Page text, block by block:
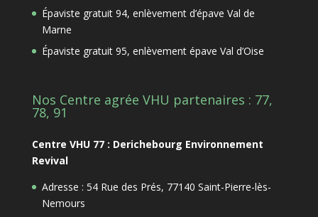
Épaviste gratuit 94, enlèvement d’épave Val de
Marne
Épaviste gratuit 95, enlèvement épave Val d’Oise
Nos Centre agrée VHU partenaires : 77,
78, 91
Centre VHU 77 : Derichebourg Environnement
Revival
Adresse : 54 Rue des Prés, 77140 Saint-Pierre-lès-
Nemours